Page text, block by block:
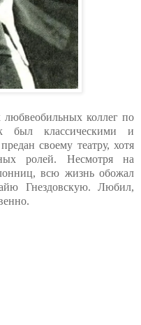
коллег по
был классическими и
своему театру, хотя
ролей. Несмотря на
всю жизнь обожал
Гнездовскую. Любил,